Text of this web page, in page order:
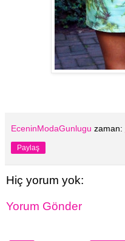
EceninModaGunlugu zaman:
Paylaş
Hiç yorum yok:
Yorum Gönder